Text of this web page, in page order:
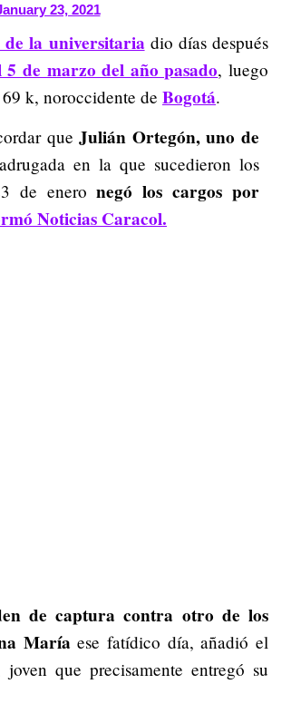
23, 2021
la universitariadio días después
de marzo del año pasado, luego
k, noroccidente de Bogotá.
queJulián Ortegón, uno de
en la que sucedieron los
de eneronegó los cargos por
Noticias Caracol.
de captura contra otro de los
Maríaese fatídico día, añadió el
que precisamente entregó su